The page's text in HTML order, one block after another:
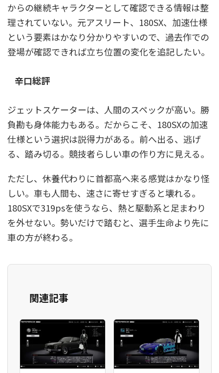
からの継続キャラクターとして確認できる情報は整
理されていない。元アスリート、180SX、加速仕様
という要素はかなり分かりやすいので、過去作での
登場が確認できれば立ち位置の変化を追記したい。
辛口総評
ジェットスケーターは、人間のスペックが高い。勝
負勘も身体能力もある。だからこそ、180SXの加速
仕様という選択は説得力がある。前へ出る、逃げ
る、踏み切る。競技者らしい車の作り方に見える。
ただし、休養代わりに首都高へ来る感覚はかなり怪
しい。車も人間も、速さに寄せすぎると壊れる。
180SXで319psを使うなら、熱と駆動系と足まわり
を外せない。勢いだけで踏むと、選手生命より先に
車の方が終わる。
関連記事